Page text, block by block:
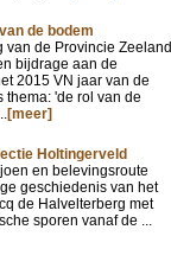
de bodem
van de Provincie Zeeland
bijdrage aan de
2015 VN jaar van de
thema: 'de rol van de
[meer]
Holtingerveld
en belevingsroute
geschiedenis van het
de Halvelterberg met
sporen vanaf de ...